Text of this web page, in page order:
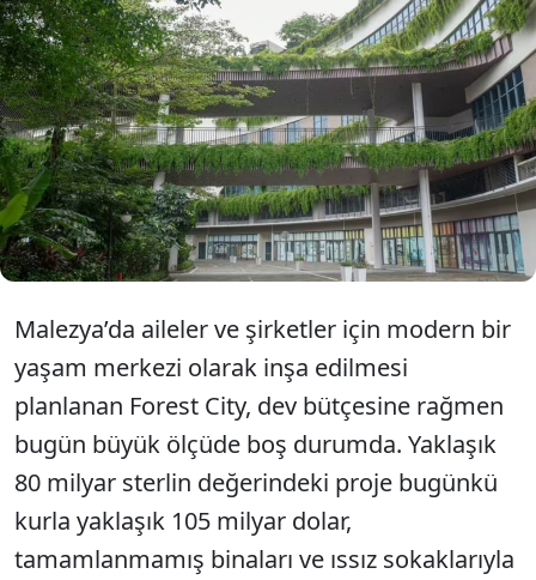
Malezya’nın güneyindeki Johor bölgesinde
kurulan 105 milyar dolarlık bu projenin
yalnızca yüzde 15’i tamamlanabildi. 700 bin
kişi için tasarlanan şehirde bugün nüfusun
sadece yüzde 1’i yaşıyor.
Malezya’da aileler ve şirketler için modern bir
yaşam merkezi olarak inşa edilmesi
planlanan Forest City, dev bütçesine rağmen
bugün büyük ölçüde boş durumda. Yaklaşık
80 milyar sterlin değerindeki proje bugünkü
kurla yaklaşık 105 milyar dolar,
tamamlanmamış binaları ve ıssız sokaklarıyla